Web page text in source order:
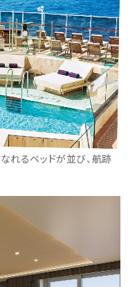
れるベッドが並び、航跡